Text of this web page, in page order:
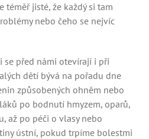
jisté, že každý si tam
nebo čeho se nejvíc
se před námi otevírají i při
dětí bývá na pořadu dne
způsobených ohněm nebo
po bodnutí hmyzem, oparů,
až po péči o vlasy nebo
ústní, pokud trpíme bolestmi